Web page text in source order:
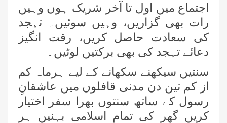
اجتماع میں اول تا آخر شریک ہوں وہیں
رات بھی گزاریں، وہیں سوئیں۔ تہجد
کی سعادت حاصل کریں، رقت انگیز
دعائے تہجد کی بھی برکتیں لوٹیں۔
سنتیں سیکھنے سکھانے کے لیے ہرماہ کم
از کم تین دن مدنی قافلوں میں عاشقانِ
رسول کے ساتھ سنتوں بھرا سفر اختیار
کریں گھر کی تمام اسلامی بہنیں ہر